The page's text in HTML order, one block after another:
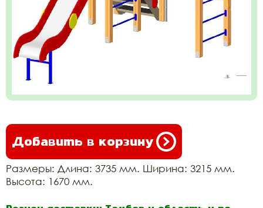
Добавить в корзину
Размеры: Длина: 3735 мм. Ширина: 3215 мм.
Высота: 1670 мм.